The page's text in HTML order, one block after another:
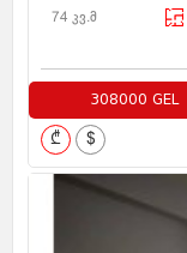
74 კვ.მ
308000 GEL
₾ $